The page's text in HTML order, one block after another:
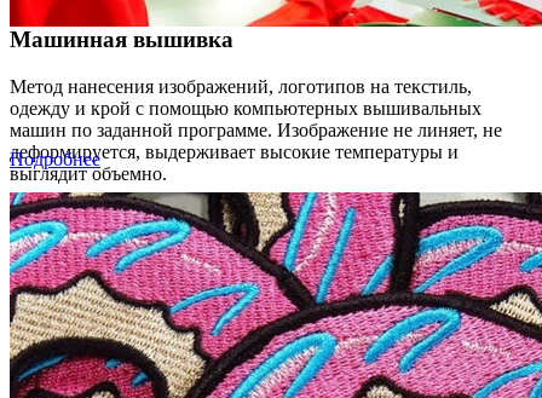
Машинная вышивка
Метод нанесения изображений, логотипов на текстиль,
одежду и крой с помощью компьютерных вышивальных
машин по заданной программе. Изображение не линяет, не
деформируется, выдерживает высокие температуры и
выглядит объемно.
Подробнее